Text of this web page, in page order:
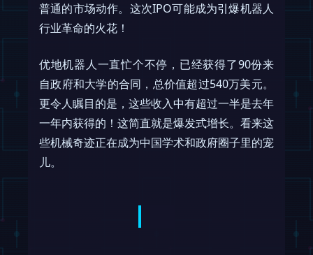
普通的市场动作。这次IPO可能成为引爆机器人
行业革命的火花！
优地机器人一直忙个不停，已经获得了90份来
自政府和大学的合同，总价值超过540万美元。
更令人瞩目的是，这些收入中有超过一半是去年
一年内获得的！这简直就是爆发式增长。看来这
些机械奇迹正在成为中国学术和政府圈子里的宠
儿。